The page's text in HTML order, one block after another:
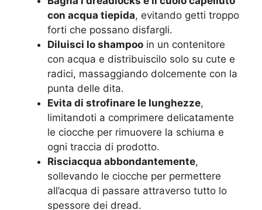
con acqua tiepida, evitando getti troppo
forti che possano disfargli.
Diluisci lo shampoo in un contenitore
con acqua e distribuiscilo solo su cute e
radici, massaggiando dolcemente con la
punta delle dita.
Evita di strofinare le lunghezze,
limitandoti a comprimere delicatamente
le ciocche per rimuovere la schiuma e
ogni traccia di prodotto.
Risciacqua abbondantemente,
sollevando le ciocche per permettere
all’acqua di passare attraverso tutto lo
spessore dei dread.